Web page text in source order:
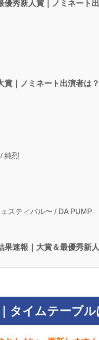
優秀新人賞｜ノミネート
賞｜ノミネート出演者は
純烈
スティバル〜 / DA PUMP
果速報｜大賞＆最優秀新
タイムテーブル